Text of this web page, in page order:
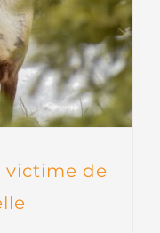
victime de